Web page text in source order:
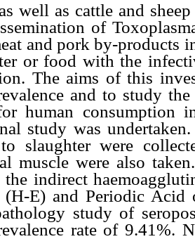
well as cattle and
of
and pork by-products
or food with the
The aims of this
and to study
human consumption
study was
slaughter were
muscle were also
the indirect
(H-E) and Periodic Acid
study of
rate of 9.41%.